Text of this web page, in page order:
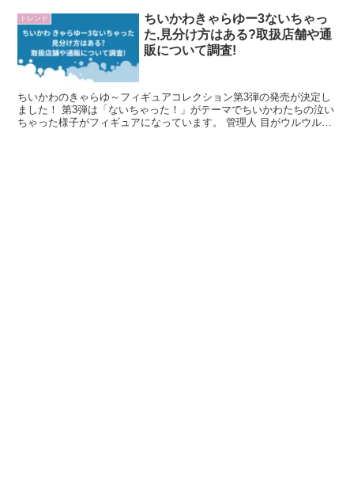
トレンド
ちいかわきゃらゆー3ないちゃっ
た,見分け方はある?取扱店舗や通
販について調査!
ちいかわのきゃらゆ～フィギュアコレクション第3弾の発売が決定し
ました！ 第3弾は「ないちゃった！」がテーマでちいかわたちの泣い
ちゃった様子がフィギュアになっています。 管理人 目がウルウルで